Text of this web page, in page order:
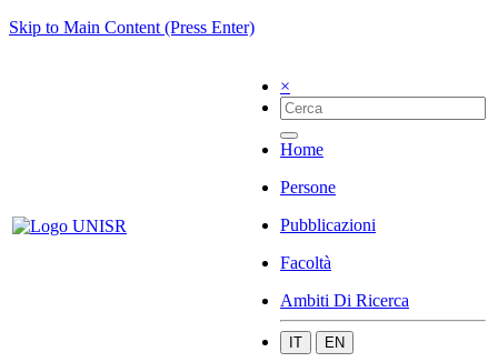
Skip to Main Content (Press Enter)
×
Home
Persone
Pubblicazioni
Facoltà
Ambiti Di Ricerca
IT EN